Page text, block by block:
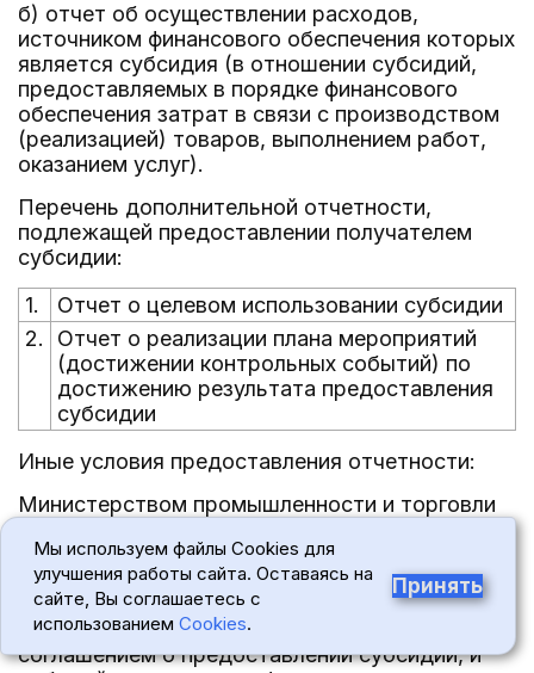
б) отчет об осуществлении расходов,
источником финансового обеспечения которых
является субсидия (в отношении субсидий,
предоставляемых в порядке финансового
обеспечения затрат в связи с производством
(реализацией) товаров, выполнением работ,
оказанием услуг).
Перечень дополнительной отчетности,
подлежащей предоставлении получателем
субсидии:
1.
Отчет о целевом использовании субсидии
2.
Отчет о реализации плана мероприятий
(достижении контрольных событий) по
достижению результата предоставления
субсидии
Иные условия предоставления отчетности:
Министерством промышленности и торговли
мониторинг достижения результата
предоставления субсидии исходя из
достижения значения результата
предоставления субсидии, определенного
соглашением о предоставлении субсидии, и
Мы используем файлы Cookies для
улучшения работы сайта. Оставаясь на
сайте, Вы соглашаетесь с
использованием Cookies.
Принять